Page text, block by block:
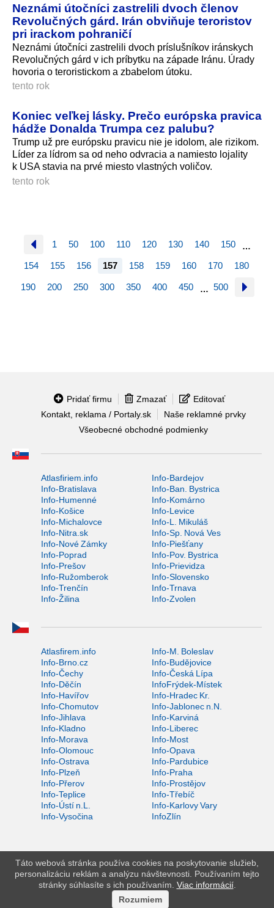
Neznámi útočníci zastrelili dvoch členov
Revolučných gárd. Irán obviňuje teroristov
pri irackom pohraničí
Neznámi útočníci zastrelili dvoch príslušníkov iránskych
Revolučných gárd v ich príbytku na západe Iránu. Úrady
hovoria o teroristickom a zbabelom útoku.
tento rok
Koniec veľkej lásky. Prečo európska pravica
hádže Donalda Trumpa cez palubu?
Trump už pre európsku pravicu nie je idolom, ale rizikom.
Líder za lídrom sa od neho odvracia a namiesto lojality
k USA stavia na prvé miesto vlastných voličov.
tento rok
1 50 100 110 120 130 140 150 …
154 155 156 157 158 159 160 170 180
190 200 250 300 350 400 450 … 500
Pridať firmu Zmazať
Editovať
Kontakt, reklama / Portaly.sk
Naše reklamné prvky
Všeobecné obchodné podmienky
Atlasfiriem.info
Info-Bardejov
Info-Bratislava
Info-Ban. Bystrica
Info-Humenné
Info-Komárno
Info-Košice
Info-Levice
Info-Michalovce
Info-L. Mikuláš
Info-Nitra.sk
Info-Sp. Nová Ves
Info-Nové Zámky
Info-Piešťany
Info-Poprad
Info-Pov. Bystrica
Info-Prešov
Info-Prievidza
Info-Ružomberok
Info-Slovensko
Info-Trenčín
Info-Trnava
Info-Žilina
Info-Zvolen
Atlasfirem.info
Info-M. Boleslav
Info-Brno.cz
Info-Budějovice
Info-Čechy
Info-Česká Lípa
Info-Děčín
InfoFrýdek-Místek
Info-Havířov
Info-Hradec Kr.
Info-Chomutov
Info-Jablonec n.N.
Info-Jihlava
Info-Karviná
Info-Kladno
Info-Liberec
Info-Morava
Info-Most
Info-Olomouc
Info-Opava
Info-Ostrava
Info-Pardubice
Info-Plzeň
Info-Praha
Info-Přerov
Info-Prostějov
Info-Teplice
Info-Třebíč
Info-Ústí n.L.
Info-Karlovy Vary
Info-Vysočina
InfoZlín
Táto webová stránka používa cookies na poskytovanie služieb,
personalizáciu reklám a analýzu návštevnosti. Používaním tejto
stránky súhlasíte s ich používaním. Viac informácií.
Rozumiem